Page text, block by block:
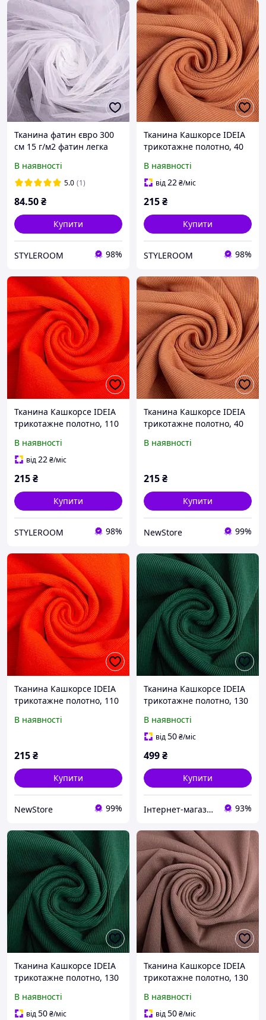
Тканина фатин євро 300
см 15 г/м2 фатин легка
костюмів, декору V-H1
білий
В наявності
5.0 (1)
84.50₴
Купити
STYLEROOM 98%
Тканина Кашкорсе IDEIA
трикотажне полотно, 40
рубчик, для манжетів,
горловин, низ світшотів,
В наявності
від22₴/міс
215₴
Купити
STYLEROOM 98%
Тканина Кашкорсе IDEIA
трикотажне полотно, 110
рубчик, для манжетів,
горловин, низ світшотів,
В наявності
від22₴/міс
215₴
Купити
STYLEROOM 98%
Тканина Кашкорсе IDEIA
трикотажне полотно, 40
рубчик, для манжетів,
В наявності
215₴
Купити
NewStore 99%
Тканина Кашкорсе IDEIA
трикотажне полотно, 110
рубчик, для манжетів,
В наявності
215₴
Купити
NewStore 99%
Тканина Кашкорсе IDEIA
трикотажне полотно, 130
манжетів, горловин, низ
світшотів, рубчик темно
В наявності
від50₴/міс
499₴
Купити
Інтернет-магазин "Kid Toys" 93%
Тканина Кашкорсе IDEIA
трикотажне полотно, 130
манжетів, горловин, низ
світшотів, рубчик темно
В наявності
від50₴/міс
Тканина Кашкорсе IDEIA
трикотажне полотно, 130
рубчик, для манжетів,
горловин, низ світшотів,
В наявності
від50₴/міс